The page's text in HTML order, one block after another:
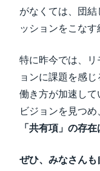
がなくては、団結
ッションをこなす
特に昨今では、
ョンに課題を感
働き方が加速して
ビジョンを見つ
「共有項」の存
ぜひ、みなさん